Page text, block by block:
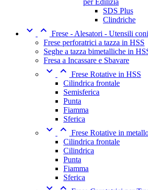
SDS Plus
Clindriche
  Frese - Alesatori - Utensili
Frese perforatrici a tazza in HSS
Seghe a tazza bimetalliche in
Fresa a Incassare e Sbavare
  Frese Rotative in HSS
Cilindrica frontale
Semisferica
Punta
Fiamma
Sferica
  Frese Rotative in
Cilindrica frontale
Cilindrica
Punta
Fiamma
Sferica